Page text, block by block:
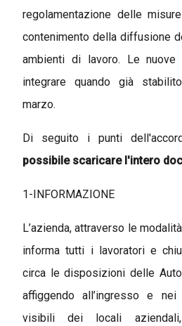
regolamentazione delle
contenimento della diffusione
ambienti di lavoro. Le
integrare quando già
marzo.
Di seguito i punti
possibile scaricare l'intero
1-INFORMAZIONE
L’azienda, attraverso le
informa tutti i lavoratori e
circa le disposizioni delle
affiggendo all’ingresso e nei
visibili dei locali